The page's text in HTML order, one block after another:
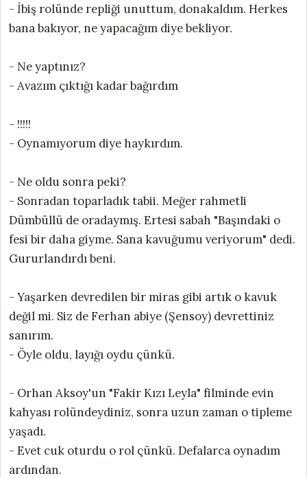
- İbiş rolünde repliği unuttum, donakaldım. Herkes
bana bakıyor, ne yapacağım diye bekliyor.
- Ne yaptınız?
- Avazım çıktığı kadar bağırdım
- !!!!!
- Oynamıyorum diye haykırdım.
- Ne oldu sonra peki?
- Sonradan toparladık tabii. Meğer rahmetli
Dümbüllü de oradaymış. Ertesi sabah "Başındaki o
fesi bir daha giyme. Sana kavuğumu veriyorum" dedi.
Gururlandırdı beni.
- Yaşarken devredilen bir miras gibi artık o kavuk
değil mi. Siz de Ferhan abiye (Şensoy) devrettiniz
sanırım.
- Öyle oldu, layığı oydu çünkü.
- Orhan Aksoy'un "Fakir Kızı Leyla" filminde evin
kahyası rolündeydiniz, sonra uzun zaman o tipleme
yaşadı.
- Evet cuk oturdu o rol çünkü. Defalarca oynadım
ardından.